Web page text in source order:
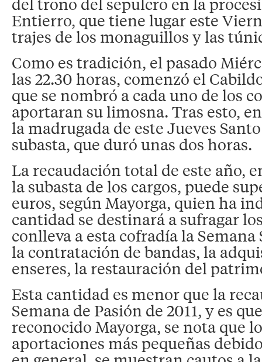
del trono del sepulcro en la
Entierro, que tiene lugar este
trajes de los monaguillos y las
Como es tradición, el pasado
las 22.30 horas, comenzó el
que se nombró a cada uno de los
aportaran su limosna. Tras esto,
la madrugada de este Jueves
subasta, que duró unas dos horas.
La recaudación total de este año,
la subasta de los cargos, puede
euros, según Mayorga, quien ha
cantidad se destinará a sufragar
conlleva a esta cofradía la Semana
la contratación de bandas, la
enseres, la restauración del
Esta cantidad es menor que la
Semana de Pasión de 2011, y es
reconocido Mayorga, se nota que
aportaciones más pequeñas